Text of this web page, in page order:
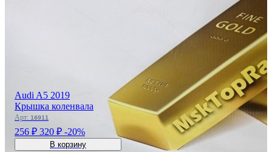
Audi A5 2019
Крышка коленвала
Арт: 16911
256 ₽ 320 ₽ -20%
В корзину